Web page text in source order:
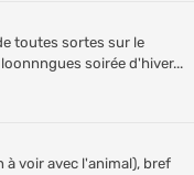
toutes sortes sur le
soirée d'hiver...
à voir avec l'animal), bref